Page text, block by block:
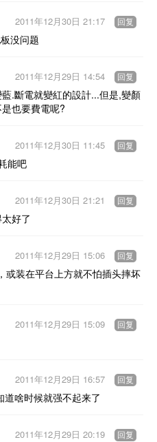
没问题
2011年12月30日 21:17 回复
.斷電就變紅的設計...但是,變顏
也要費電呢?
2011年12月29日 14:54 回复
能吧
2011年12月30日 11:45 回复
好了
2011年12月30日 21:21 回复
或装在平台上方就不怕插头摔坏
2011年12月29日 15:06 回复
2011年12月29日 15:09 回复
啥时候就强不起来了
2011年12月29日 16:57 回复
2011年12月29日 20:19 回复